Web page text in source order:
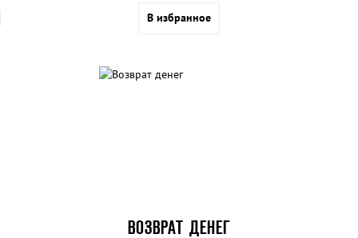
В избранное
ВОЗВРАТ ДЕНЕГ